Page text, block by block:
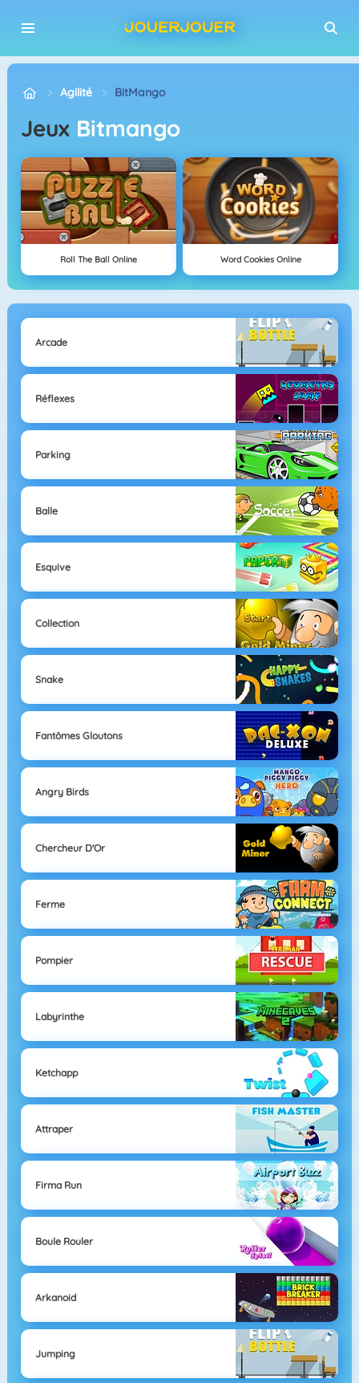
Agilité BitMango
Jeux Bitmango
Roll The Ball Online Word Cookies Online
Arcade
Réflexes
Parking
Balle
Esquive
Collection
Snake
Fantômes Gloutons
Angry Birds
Chercheur D'Or
Ferme
Pompier
Labyrinthe
Ketchapp
Attraper
Firma Run
Boule Rouler
Arkanoid
Jumping